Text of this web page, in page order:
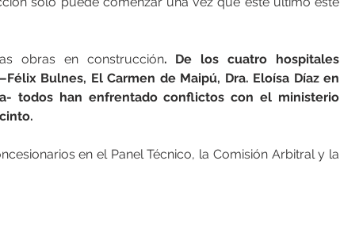
obras en construcción. De los cuatro hospitales
Bulnes, El Carmen de Maipú, Dra. Eloísa Díaz en
todos han enfrentado conflictos con el ministerio
en el Panel Técnico, la Comisión Arbitral y la